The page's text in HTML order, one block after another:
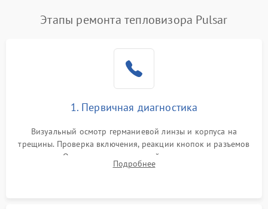
Сбои коммуникаций и интерфейсов
Экран (дисплей)
Этапы ремонта тепловизора Pulsar
1. Первичная диагностика
Визуальный осмотр германиевой линзы и корпуса на
трещины. Проверка включения, реакции кнопок и разъемов
зарядки. Оценка вывода тепловой сигнатуры на экран,
проверка базовых функций и считывание системных
Подробнее